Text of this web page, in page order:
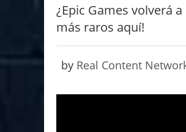
¿Epic Games volverá
más raros aquí!
by Real Content